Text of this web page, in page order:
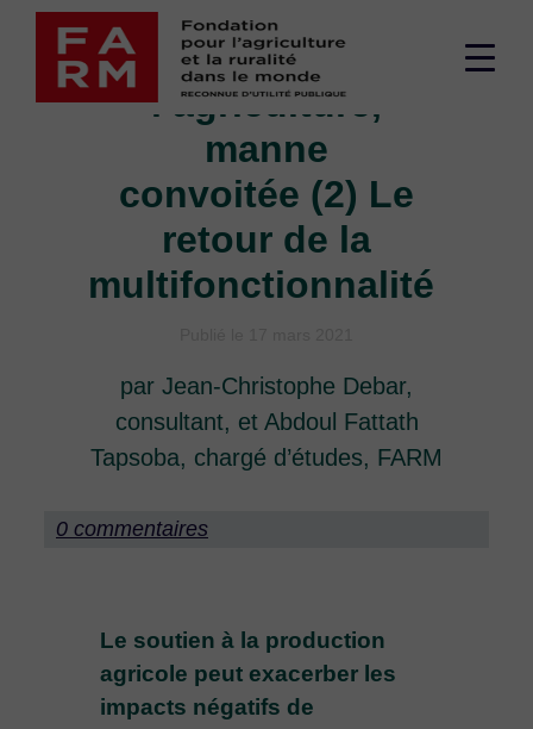
Passer
contenu
Le soutien à
l’agriculture,
manne
convoitée (2) Le
retour de la
multifonctionnalité
par Jean-Christophe Debar,
consultant, et Abdoul Fattath
Tapsoba, chargé d’études, FARM
0 commentaires
Le soutien à la production
agricole peut exacerber les
impacts négatifs de